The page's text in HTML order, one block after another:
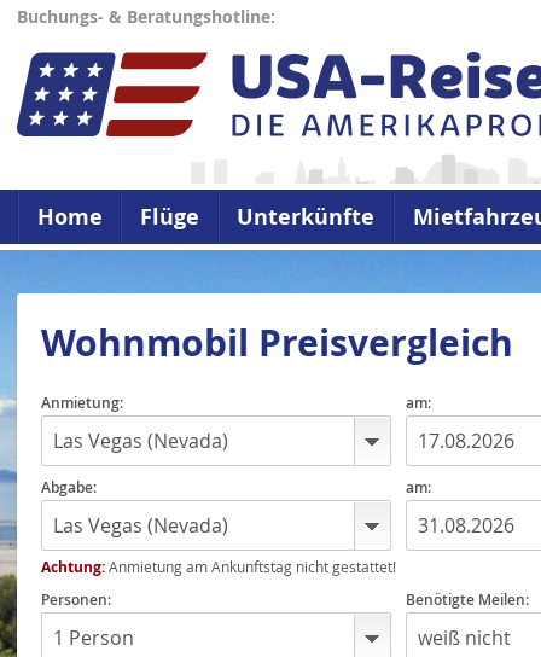
Buchungs- & Beratungshotline:
Home Flüge Unterkünfte
Wohnmobil Preisvergleich
Anmietung: am:
Abgabe: am:
Achtung:Anmietung am Ankunftstag nicht gestattet!
Personen: Benötigte Meilen: